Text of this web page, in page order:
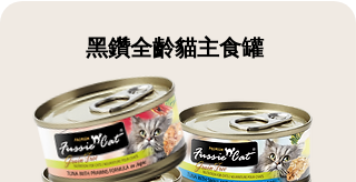
黑鑽全齡貓主食罐